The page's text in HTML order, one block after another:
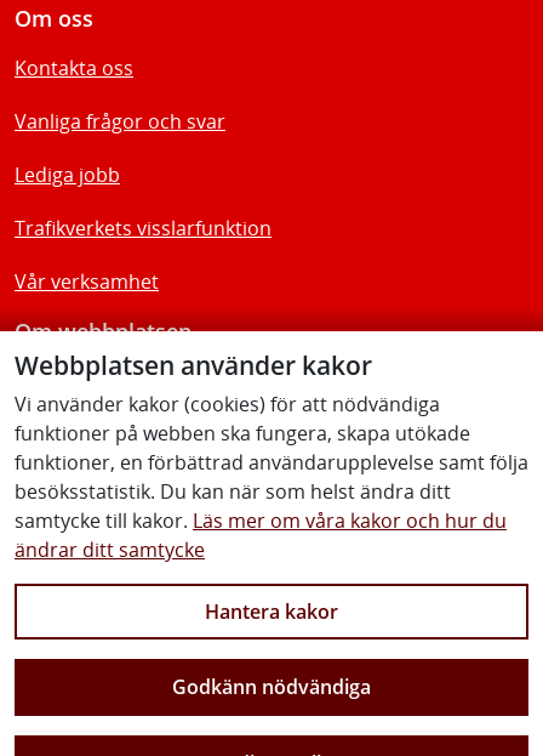
Webbplatsen använder kakor
Vi använder kakor (cookies) för att nödvändiga
funktioner på webben ska fungera, skapa utökade
funktioner, en förbättrad användarupplevelse samt följa
besöksstatistik. Du kan när som helst ändra ditt
samtycke till kakor. Läs mer om våra kakor och hur du
ändrar ditt samtycke
Hantera kakor
Godkänn nödvändiga
Vi gör Sverige närmare
Om oss
Kontakta oss
Vanliga frågor och svar
Lediga jobb
Trafikverkets visslarfunktion
Vår verksamhet
Om webbplatsen
Tillgänglighetsredogörelse
Följ oss
Facebook Youtube